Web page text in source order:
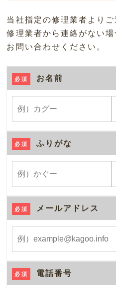
当社指定の修理業者よりご
修理業者から連絡がない
お問い合わせください。
必須 お名前
必須 ふりがな
必須 メールアドレス
必須 電話番号